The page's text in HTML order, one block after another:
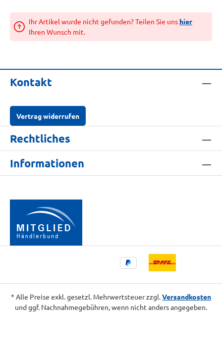
Ihr Artikel wurde nicht gefunden? Teilen Sie uns hier
Ihren Wunsch mit.
Kontakt
Vertrag widerrufen
Rechtliches
Informationen
* Alle Preise exkl. gesetzl. Mehrwertsteuer zzgl.Versandkosten
und ggf. Nachnahmegebühren, wenn nicht anders angegeben.